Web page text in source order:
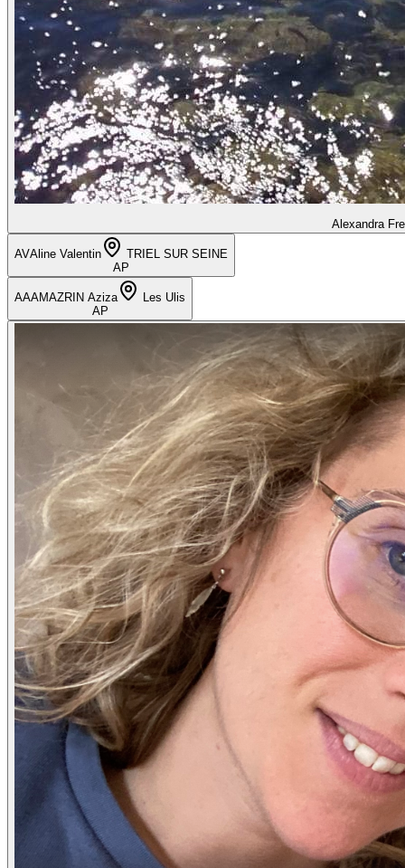
Alexandra
AVAline Valentin
TRIEL SUR SEINE
AP
AA AMAZRIN Aziza
Les Ulis
AP